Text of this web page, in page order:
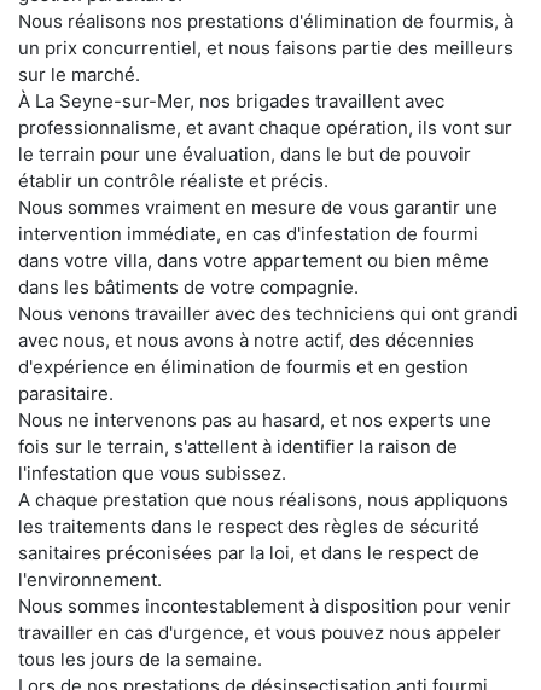
Nous réalisons nos prestations d'élimination de fourmis, à
un prix concurrentiel, et nous faisons partie des meilleurs
sur le marché.
À La Seyne-sur-Mer, nos brigades travaillent avec
professionnalisme, et avant chaque opération, ils vont sur
le terrain pour une évaluation, dans le but de pouvoir
établir un contrôle réaliste et précis.
Nous sommes vraiment en mesure de vous garantir une
intervention immédiate, en cas d'infestation de fourmi
dans votre villa, dans votre appartement ou bien même
dans les bâtiments de votre compagnie.
Nous venons travailler avec des techniciens qui ont grandi
avec nous, et nous avons à notre actif, des décennies
d'expérience en élimination de fourmis et en gestion
parasitaire.
Nous ne intervenons pas au hasard, et nos experts une
fois sur le terrain, s'attellent à identifier la raison de
l'infestation que vous subissez.
A chaque prestation que nous réalisons, nous appliquons
les traitements dans le respect des règles de sécurité
sanitaires préconisées par la loi, et dans le respect de
l'environnement.
Nous sommes incontestablement à disposition pour venir
travailler en cas d'urgence, et vous pouvez nous appeler
tous les jours de la semaine.